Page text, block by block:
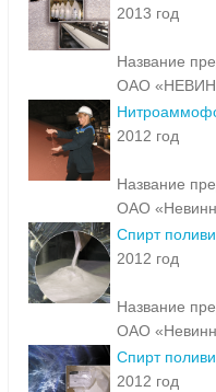
2013 год
Название
ОАО
2012 год
Название
ОАО
Спирт
2012 год
Название
ОАО
Спирт
2012 год